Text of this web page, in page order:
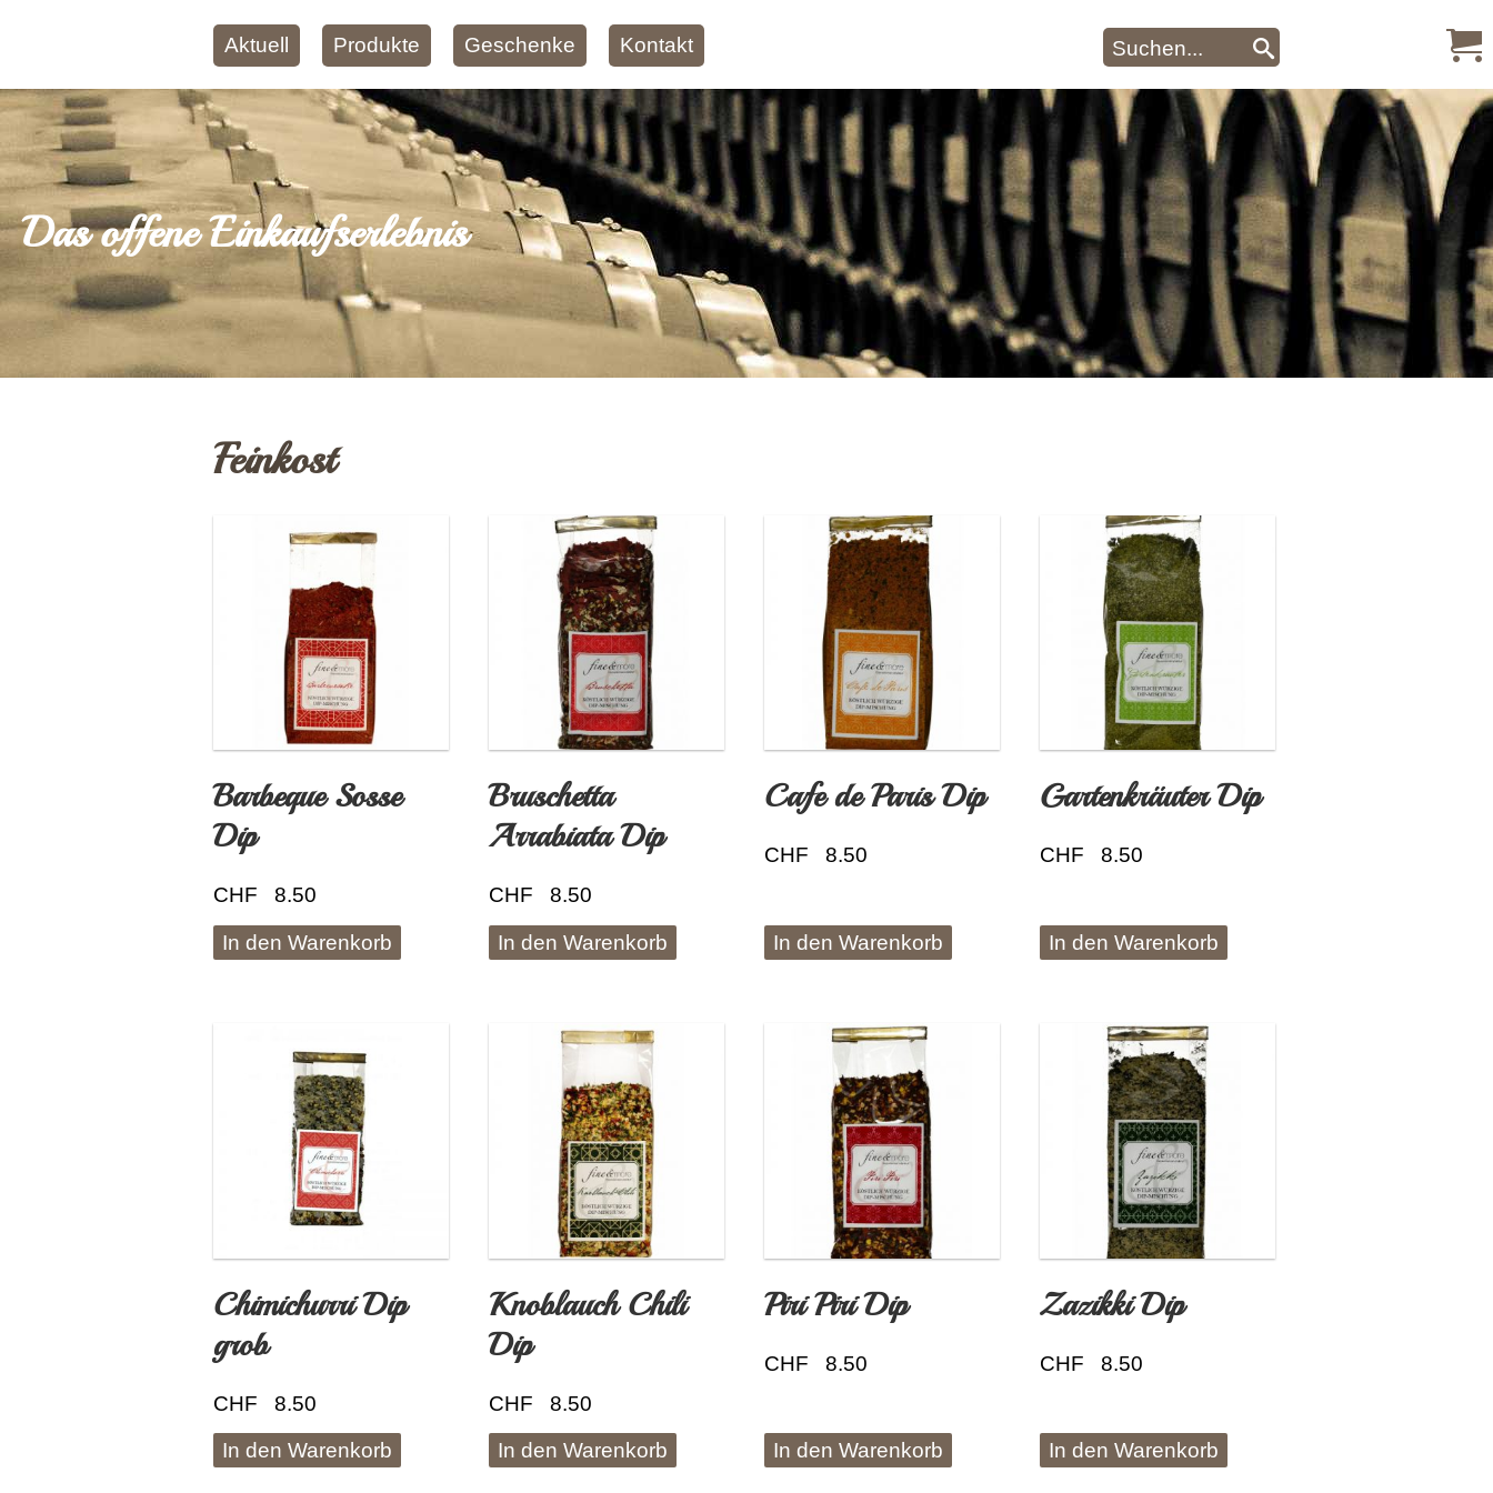
Aktuell Produkte Geschenke Kontakt
Das offene Einkaufserlebnis
Feinkost
Barbeque Sosse
Dip
CHF 8.50
In den Warenkorb
Bruschetta
Arrabiata Dip
CHF 8.50
In den Warenkorb
Cafe de Paris Dip
CHF 8.50
In den Warenkorb
Gartenkräuter Dip
CHF 8.50
In den Warenkorb
Chimichurri Dip
grob
CHF 8.50
In den Warenkorb
Knoblauch Chili
Dip
CHF 8.50
In den Warenkorb
Piri Piri Dip
CHF 8.50
In den Warenkorb
Zazikki Dip
CHF 8.50
In den Warenkorb